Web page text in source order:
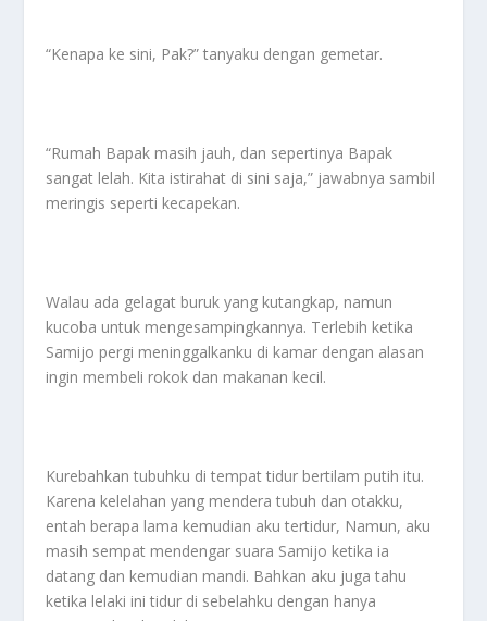
“Kenapa ke sini, Pak?” tanyaku dengan gemetar.
“Rumah Bapak masih jauh, dan sepertinya Bapak
sangat lelah. Kita istirahat di sini saja,” jawabnya sambil
meringis seperti kecapekan.
Walau ada gelagat buruk yang kutangkap, namun
kucoba untuk mengesampingkannya. Terlebih ketika
Samijo pergi meninggalkanku di kamar dengan alasan
ingin membeli rokok dan makanan kecil.
Kurebahkan tubuhku di tempat tidur bertilam putih itu.
Karena kelelahan yang mendera tubuh dan otakku,
entah berapa lama kemudian aku tertidur, Namun, aku
masih sempat mendengar suara Samijo ketika ia
datang dan kemudian mandi. Bahkan aku juga tahu
ketika lelaki ini tidur di sebelahku dengan hanya